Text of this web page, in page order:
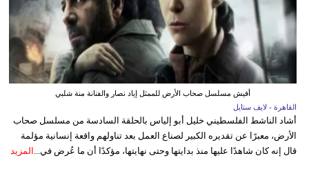
أفيش مسلسل صحاب الأرض للممثل إياد نصار والفنانة منة شلبي
القاهرة - لايف ستايل
أشاد الناشط الفلسطيني خليل أبو إلياس بالحلقة السادسة من مسلسل صحاب
الأرض، معبرًا عن تقديره الكبير لصناع العمل بعد تناولهم واقعة إنسانية مؤلمة
قال إنه كان شاهدًا عليها منذ بدايتها وحتى نهايتها، مؤكدًا أن ما عُرض في... المزيد